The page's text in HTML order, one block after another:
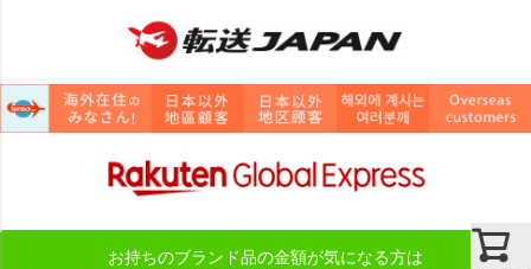
お持ちのブランド品の金額が気になる方は